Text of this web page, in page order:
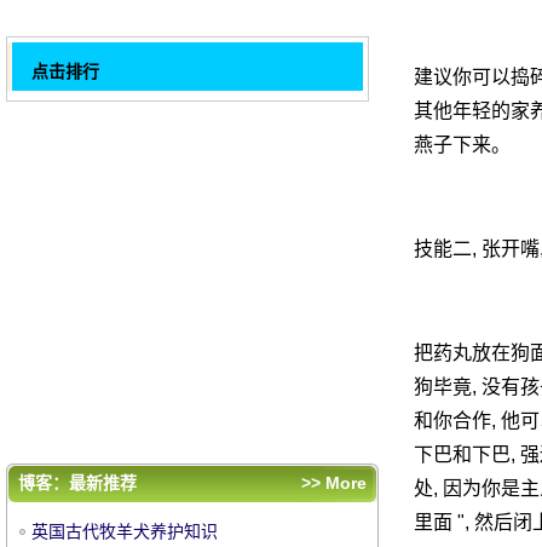
建议你可以捣
其他年轻的家
燕子下来。
技能二, 张开
把药丸放在狗
狗毕竟, 没有
和你合作, 他
下巴和下巴,
处, 因为你是
里面 ", 然后闭
点击排行
评论排行
博客：最新推荐 >> More
英国古代牧羊犬养护知识